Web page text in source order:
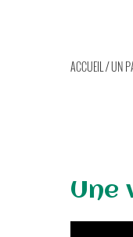
ACCUEIL /UN
Une